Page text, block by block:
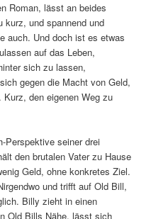
Roman, lässt an beides
kurz, und spannend und
auch. Und doch ist es etwas
auf das Leben,
sich zu lassen,
gegen die Macht von Geld,
den eigenen Weg zu
Perspektive seiner drei
den brutalen Vater zu Hause
Geld, ohne konkretes Ziel.
und trifft auf Old Bill,
Billy zieht in einen
Old Bills Nähe, lässt sich